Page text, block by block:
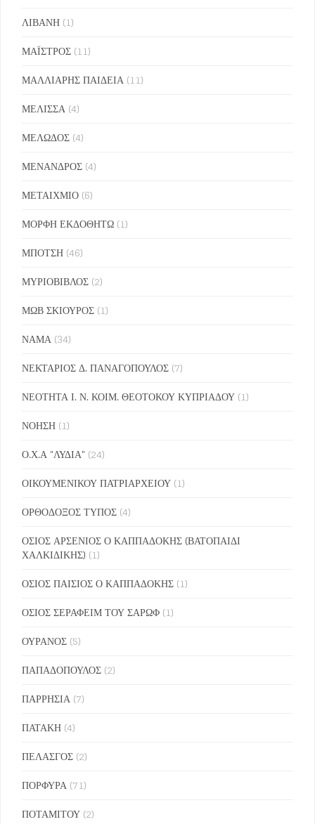
ΛΙΒΑΝΗ (1)
ΜΑΪΣΤΡΟΣ (11)
ΜΑΛΛΙΑΡΗΣ ΠΑΙΔΕΙΑ (11)
ΜΕΛΙΣΣΑ (4)
ΜΕΛΩΔΟΣ (4)
ΜΕΝΑΝΔΡΟΣ (4)
ΜΕΤΑΙΧΜΙΟ (6)
ΜΟΡΦΗ ΕΚΔΟΘΗΤΩ (1)
ΜΠΟΤΣΗ (46)
ΜΥΡΙΟΒΙΒΛΟΣ (2)
ΜΩΒ ΣΚΙΟΥΡΟΣ (1)
ΝΑΜΑ (34)
ΝΕΚΤΑΡΙΟΣ Δ. ΠΑΝΑΓΟΠΟΥΛΟΣ (7)
ΝΕΟΤΗΤΑ Ι. Ν. ΚΟΙΜ. ΘΕΟΤΟΚΟΥ ΚΥΠΡΙΑΔΟΥ (1)
ΝΟΗΣΗ (1)
Ο.Χ.Α "ΛΥΔΙΑ" (24)
ΟΙΚΟΥΜΕΝΙΚΟΥ ΠΑΤΡΙΑΡΧΕΙΟΥ (1)
ΟΡΘΟΔΟΞΟΣ ΤΥΠΟΣ (4)
ΟΣΙΟΣ ΑΡΣΕΝΙΟΣ Ο ΚΑΠΠΑΔΟΚΗΣ (ΒΑΤΟΠΑΙΔΙ
ΧΑΛΚΙΔΙΚΗΣ) (1)
ΟΣΙΟΣ ΠΑΙΣΙΟΣ Ο ΚΑΠΠΑΔΟΚΗΣ (1)
ΟΣΙΟΣ ΣΕΡΑΦΕΙΜ ΤΟΥ ΣΑΡΩΦ (1)
ΟΥΡΑΝΟΣ (5)
ΠΑΠΑΔΟΠΟΥΛΟΣ (2)
ΠΑΡΡΗΣΙΑ (7)
ΠΑΤΑΚΗ (4)
ΠΕΛΑΣΓΟΣ (2)
ΠΟΡΦΥΡΑ (71)
ΠΟΤΑΜΙΤΟΥ (2)